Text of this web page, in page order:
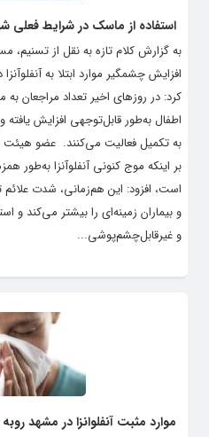
استفاده از ماسک در شرایط فعلی
به گزارش کلام تازه به نقل از
افزایش چشمگیر موارد ابتلا به
کرد: در روزهای اخیر تعداد مراجعان به
اطفال به‌طور قابل‌توجهی افزایش
به تکمیل فعالیت می‌کنند. ‌ عضو هیئت
بر اینکه موج کنونی آنفلوآنزا به‌طور
است، افزود: این هم‌زمانی، شدت علائم
و بیماران زمینه‌ای را بیشتر می‌کند و
و غیرقابل‌چشم‌پوشی...
موارد مثبت آنفلوانزا در مشهد